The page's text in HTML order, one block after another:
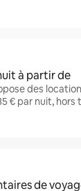
à partir de
des
€ par nuit, hors
de